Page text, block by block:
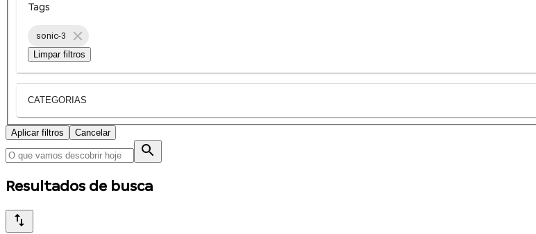
Tags
sonic-3
Limpar filtros
CATEGORIAS
Aplicar filtros Cancelar
Resultados de busca